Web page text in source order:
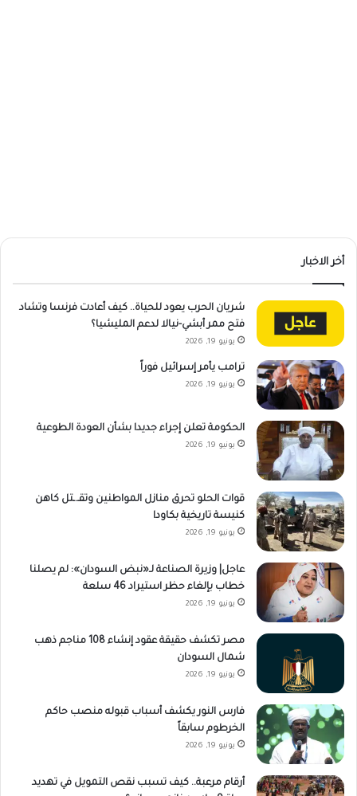
أخر الاخبار
شريان الحرب يعود للحياة.. كيف أعادت فرنسا وتشاد
فتح ممر أبشي-نيالا لدعم المليشيا؟
يونيو 19, 2026
ترامب يأمر إسرائيل فوراً
يونيو 19, 2026
الحكومة تعلن إجراء جديدا بشأن العودة الطوعية
يونيو 19, 2026
قوات الحلو تحرق منازل المواطنين وتقـ.ـتل كاهن
كنيسة تاريخية بكاودا
يونيو 19, 2026
عاجل| وزيرة الصناعة لـ«نبض السودان»: لم يصلنا
خطاب بإلغاء حظر استيراد 46 سلعة
يونيو 19, 2026
مصر تكشف حقيقة عقود إنشاء 108 مناجم ذهب
شمال السودان
يونيو 19, 2026
فارس النور يكشف أسباب قبوله منصب حاكم
الخرطوم سابقاً
يونيو 19, 2026
أرقام مرعبة.. كيف تسبب نقص التمويل في تهديد